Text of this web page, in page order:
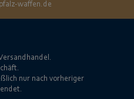
waffen.de
nur nach vorheriger